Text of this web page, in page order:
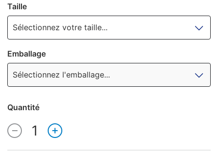
Taille
Sélectionnez votre taille...
Emballage
Sélectionnez l'emballage...
Quantité
Quantité
1